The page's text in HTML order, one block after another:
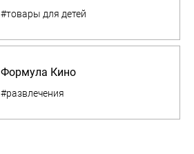
#товары для детей
Формула Кино
#развлечения